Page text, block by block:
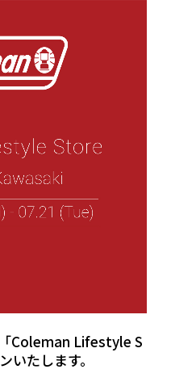
Coleman Lifestyle S
たします。